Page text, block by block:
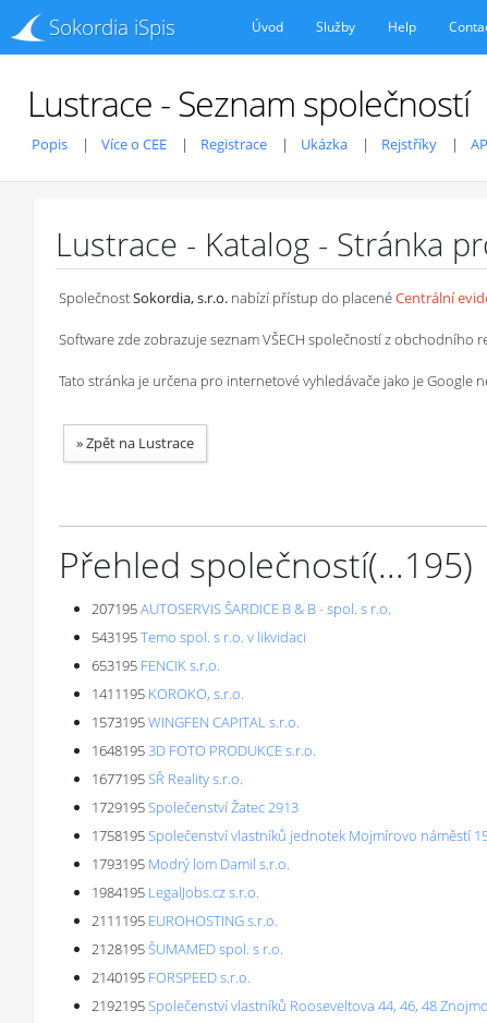
Sokordia iSpis Úvod Služby Help
Lustrace - Seznam společností
Popis Více o CEE Registrace Ukázka Rejstříky
Lustrace - Katalog - Stránka
SpolečnostSokordia, s.r.o. nabízí přístup do placenéCentrální
Software zde zobrazuje seznam VŠECH společností z
Tato stránka je určena pro internetové vyhledávače jako je Google
»Zpět na Lustrace
Přehled společností(...195)
207195AUTOSERVIS ŠARDICE B & B - spol. s r.o.
543195Temo spol. s r.o. v likvidaci
653195 FENCIK s.r.o.
1411195 KOROKO, s.r.o.
1573195WINGFEN CAPITAL s.r.o.
16481953D FOTO PRODUKCE s.r.o.
1677195SŘ Reality s.r.o.
1729195Společenství Žatec 2913
1758195Společenství vlastníků jednotek Mojmírovo náměstí
1793195 Modrý lom Damil s.r.o.
1984195 LegalJobs.cz s.r.o.
2111195 EUROHOSTING s.r.o.
2128195ŠUMAMED spol. s r.o.
2140195 FORSPEED s.r.o.
2192195Společenství vlastníků Rooseveltova 44, 46, 48 Znojmo